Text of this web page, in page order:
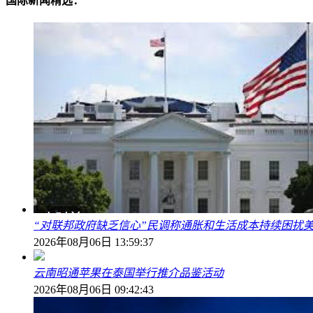
“对联邦政府缺乏信心”民调称通胀和生活成本持续困扰
2026年08月06日 13:59:37
云南昭通苹果在泰国举行推介品鉴活动
2026年08月06日 09:42:43